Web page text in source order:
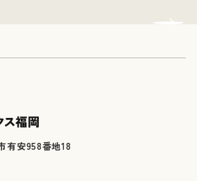
有安958番地18